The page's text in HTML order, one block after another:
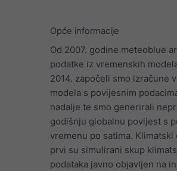
Opće informacije
Od 2007. godine meteoblue
podatke iz vremenskih
2014. započeli smo izračune
modela s povijesnim
nadalje te smo generirali
godišnju globalnu povijest s
vremenu po satima. Klimatski
prvi su simulirani skup
podataka javno objavljen na